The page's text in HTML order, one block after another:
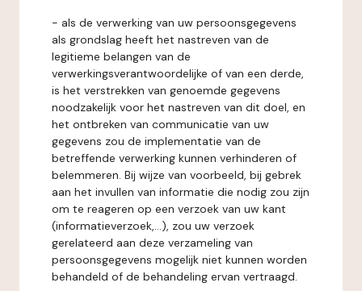
- als de verwerking van uw persoonsgegevens
als grondslag heeft het nastreven van de
legitieme belangen van de
verwerkingsverantwoordelijke of van een derde,
is het verstrekken van genoemde gegevens
noodzakelijk voor het nastreven van dit doel, en
het ontbreken van communicatie van uw
gegevens zou de implementatie van de
betreffende verwerking kunnen verhinderen of
belemmeren. Bij wijze van voorbeeld, bij gebrek
aan het invullen van informatie die nodig zou zijn
om te reageren op een verzoek van uw kant
(informatieverzoek,...), zou uw verzoek
gerelateerd aan deze verzameling van
persoonsgegevens mogelijk niet kunnen worden
behandeld of de behandeling ervan vertraagd.